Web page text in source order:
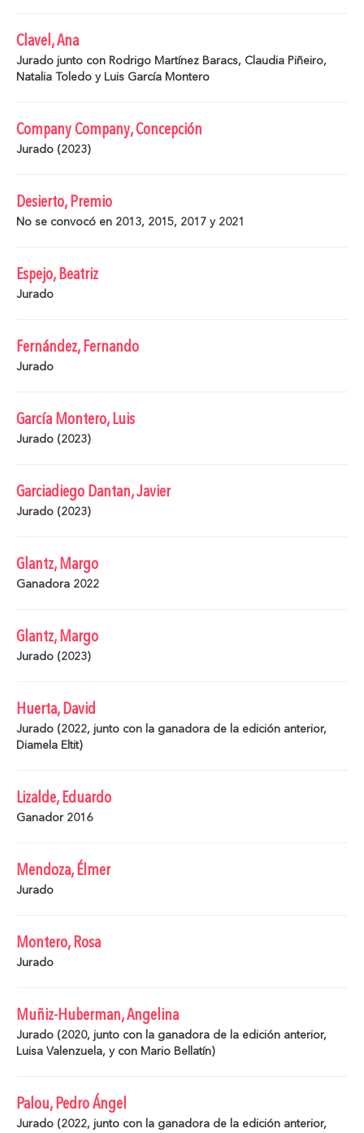
Clavel, Ana
Jurado junto con Rodrigo Martínez Baracs, Claudia Piñeiro,
Natalia Toledo y Luis García Montero
Company Company, Concepción
Jurado (2023)
Desierto, Premio
No se convocó en 2013, 2015, 2017 y 2021
Espejo, Beatriz
Jurado
Fernández, Fernando
Jurado
García Montero, Luis
Jurado (2023)
Garciadiego Dantan, Javier
Jurado (2023)
Glantz, Margo
Ganadora 2022
Glantz, Margo
Jurado (2023)
Huerta, David
Jurado (2022, junto con la ganadora de la edición anterior,
Diamela Eltit)
Lizalde, Eduardo
Ganador 2016
Mendoza, Élmer
Jurado
Montero, Rosa
Jurado
Muñiz-Huberman, Angelina
Jurado (2020, junto con la ganadora de la edición anterior,
Luisa Valenzuela, y con Mario Bellatín)
Palou, Pedro Ángel
Jurado (2022, junto con la ganadora de la edición anterior,